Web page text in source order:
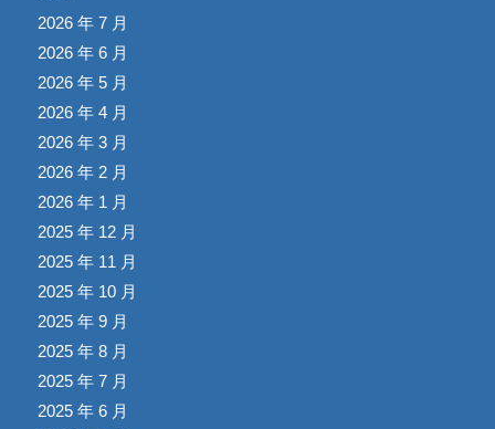
2026 年 7 月
2026 年 6 月
2026 年 5 月
2026 年 4 月
2026 年 3 月
2026 年 2 月
2026 年 1 月
2025 年 12 月
2025 年 11 月
2025 年 10 月
2025 年 9 月
2025 年 8 月
2025 年 7 月
2025 年 6 月